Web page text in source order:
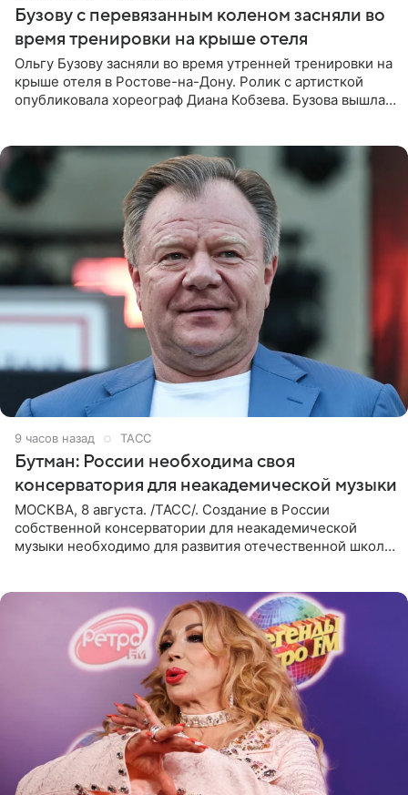
Бузову с перевязанным коленом засняли во
время тренировки на крыше отеля
Ольгу Бузову засняли во время утренней тренировки на
крыше отеля в Ростове-на-Дону. Ролик с артисткой
опубликовала хореограф Диана Кобзева. Бузова вышла
9 часов назад ТАСС
Бутман: России необходима своя
консерватория для неакадемической музыки
МОСКВА, 8 августа. /ТАСС/. Создание в России
собственной консерватории для неакадемической
музыки необходимо для развития отечественной школы